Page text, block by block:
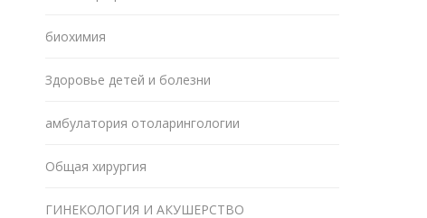
биохимия
Здоровье детей и болезни
амбулатория отоларингологии
Общая хирургия
ГИНЕКОЛОГИЯ И АКУШЕРСТВО